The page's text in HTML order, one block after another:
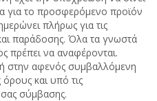
για το προσφερόμενο προϊόν
πλήρως για τις
παράδοσης. Όλα τα γνωστά
πρέπει να αναφέρονται.
στην αφενός συμβαλλόμενη
και υπό τις
σύμβασης.